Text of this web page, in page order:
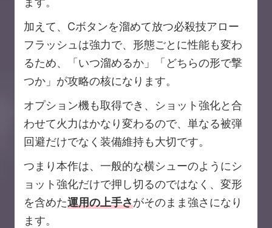
加えて、Cボタンを溜めて放つ必殺技アロー
フラッシュは強力で、形態ごとに性能も変わ
るため、「いつ溜めるか」「どちらの形で撃
つか」が攻略の核になります。
オプション機も取得でき、ショット強化と合
わせて火力はかなり変わるので、単なる被弾
回避だけでなく装備維持も大切です。
つまり本作は、一般的な横シューのようにシ
ョット強化だけで押し切るのではなく、変形
を含めた運用の上手さがそのまま強さになり
ます。